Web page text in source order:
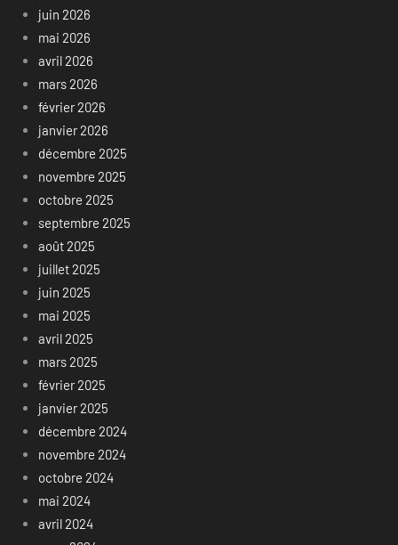
juin 2026
mai 2026
avril 2026
mars 2026
février 2026
janvier 2026
décembre 2025
novembre 2025
octobre 2025
septembre 2025
août 2025
juillet 2025
juin 2025
mai 2025
avril 2025
mars 2025
février 2025
janvier 2025
décembre 2024
novembre 2024
octobre 2024
mai 2024
avril 2024